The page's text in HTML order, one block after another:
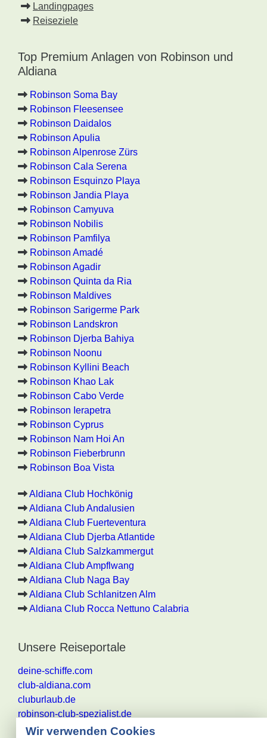
Landingpages
Reiseziele
Top Premium Anlagen von Robinson und
Aldiana
Robinson Soma Bay
Robinson Fleesensee
Robinson Daidalos
Robinson Apulia
Robinson Alpenrose Zürs
Robinson Cala Serena
Robinson Esquinzo Playa
Robinson Jandia Playa
Robinson Camyuva
Robinson Nobilis
Robinson Pamfilya
Robinson Amadé
Robinson Agadir
Robinson Quinta da Ria
Robinson Maldives
Robinson Sarigerme Park
Robinson Landskron
Robinson Djerba Bahiya
Robinson Noonu
Robinson Kyllini Beach
Robinson Khao Lak
Robinson Cabo Verde
Robinson Ierapetra
Robinson Cyprus
Robinson Nam Hoi An
Robinson Fieberbrunn
Robinson Boa Vista
Aldiana Club Hochkönig
Aldiana Club Andalusien
Aldiana Club Fuerteventura
Aldiana Club Djerba Atlantide
Aldiana Club Salzkammergut
Aldiana Club Ampflwang
Aldiana Club Naga Bay
Aldiana Club Schlanitzen Alm
Aldiana Club Rocca Nettuno Calabria
Unsere Reiseportale
deine-schiffe.com
club-aldiana.com
cluburlaub.de
robinson-club-spezialist.de
Wir verwenden Cookies